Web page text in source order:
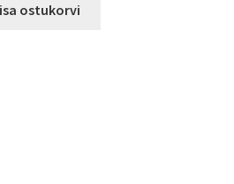
ostukorvi